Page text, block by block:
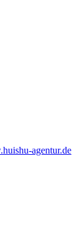
agentur.de